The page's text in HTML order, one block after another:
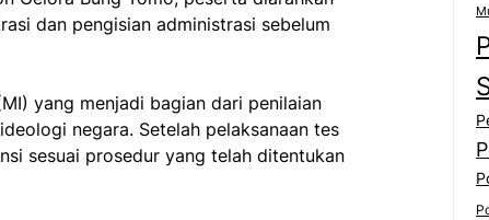
dan pengisian administrasi sebelum
yang menjadi bagian dari penilaian
negara. Setelah pelaksanaan tes
sesuai prosedur yang telah ditentukan